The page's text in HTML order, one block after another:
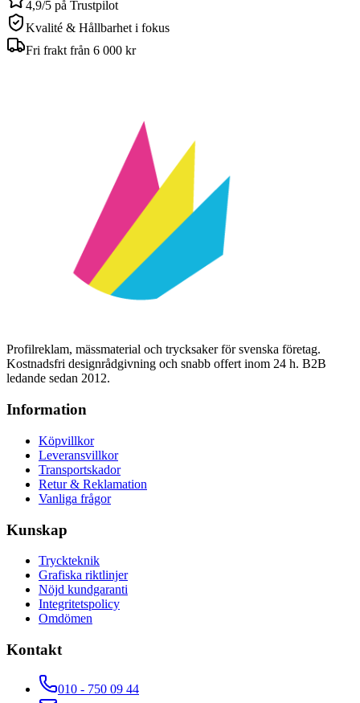
4,9/5 på Trustpilot
Kvalité & Hållbarhet i fokus
Fri frakt från 6 000 kr
Profilreklam, mässmaterial och trycksaker för svenska företag.
Kostnadsfri designrådgivning och snabb offert inom 24 h. B2B
ledande sedan 2012.
Information
Köpvillkor
Leveransvillkor
Transportskador
Retur & Reklamation
Vanliga frågor
Kunskap
Tryckteknik
Grafiska riktlinjer
Nöjd kundgaranti
Integritetspolicy
Omdömen
Kontakt
010 - 750 09 44